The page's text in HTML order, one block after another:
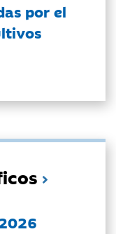
por el